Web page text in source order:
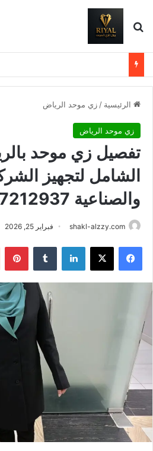
بحث عن
الرئيسية / زي موحد الرياض
زي موحد الرياض
تفصيل زي موحد
الشامل لتجهيز
والصناعية 0597212937
shakl-alzzy.com فبراير 25, 2026
فيسبوك X لينكدإن